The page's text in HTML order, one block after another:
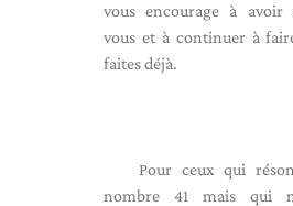
vous encourage à avoir
vous et à continuer à
faites déjà.
Pour ceux qui
nombre 41 mais qui